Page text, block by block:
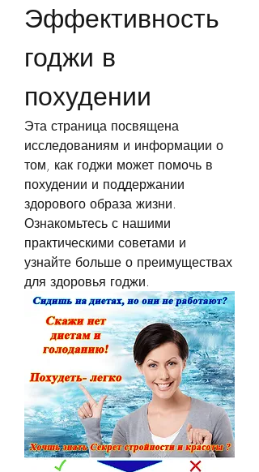
Эффективность
годжи в
похудении
Эта страница посвящена
исследованиям и информации о
том, как годжи может помочь в
похудении и поддержании
здорового образа жизни.
Ознакомьтесь с нашими
практическими советами и
узнайте больше о преимуществах
для здоровья годжи.